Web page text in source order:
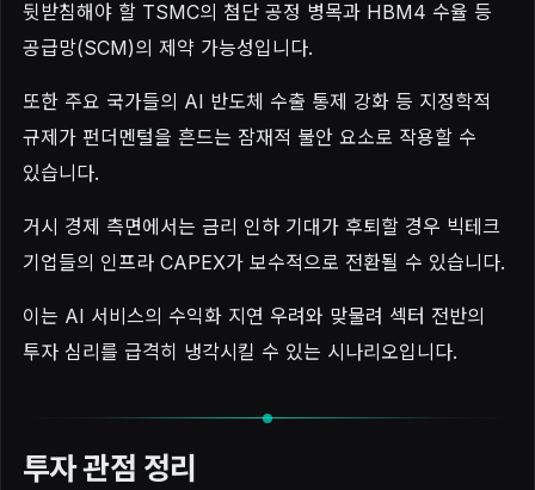
뒷받침해야 할 TSMC의 첨단 공정 병목과 HBM4 수율 등
공급망(SCM)의 제약 가능성입니다.
또한 주요 국가들의 AI 반도체 수출 통제 강화 등 지정학적
규제가 펀더멘털을 흔드는 잠재적 불안 요소로 작용할 수
있습니다.
거시 경제 측면에서는 금리 인하 기대가 후퇴할 경우 빅테크
기업들의 인프라 CAPEX가 보수적으로 전환될 수 있습니다.
이는 AI 서비스의 수익화 지연 우려와 맞물려 섹터 전반의
투자 심리를 급격히 냉각시킬 수 있는 시나리오입니다.
투자 관점 정리